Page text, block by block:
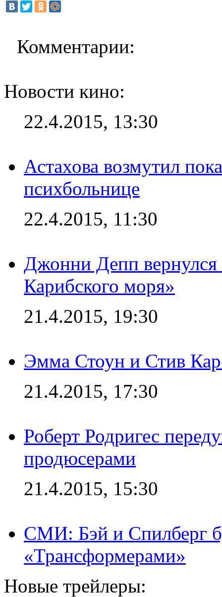
Комментарии:
Новости кино:
22.4.2015, 13:30
Астахова возмутил
психбольнице
22.4.2015, 11:30
Джонни Депп
Карибского моря»
21.4.2015, 19:30
Эмма Стоун и Стив
21.4.2015, 17:30
Роберт Родригес
продюсерами
21.4.2015, 15:30
СМИ: Бэй и Спилберг
«Трансформерами»
Новые трейлеры: